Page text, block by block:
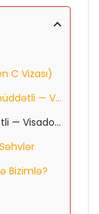
C Vizası)
de Estudios)
de Trabajo)
Bizimlə?